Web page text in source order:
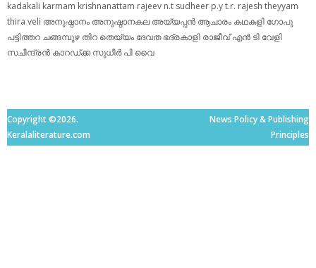
kadakali karmam krishnanattam rajeev n.t sudheer p.yt.r. rajesh theyyam
thira veli അനുഷ്ഠാനം അനുഷ്ഠാനകല അയ്യപ്പന്‍ ആചാരം കഥകളി ഗോപു
പട്ടിത്തറ ചങ്ങമ്പുഴ തിറ തെയ്യം ദേവത ഭദ്രകാളി രാജീവ് എൻ ടി വേളി
സചീന്ദ്രന്‍ കാറഡ്ക്ക സുധീര്‍ പി വൈ
Copyright ©2026.
Keralaliterature.com
News Policy & Publishing
Principles